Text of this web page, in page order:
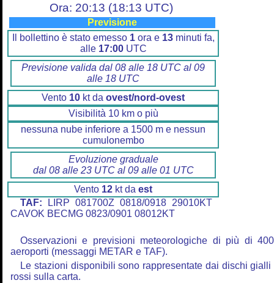
Ora: 20:13 (18:13 UTC)
Previsione
Il bollettino è stato emesso 1ora e 13minuti fa,
alle 17:00UTC
Previsione valida dal 08 alle 18 UTC al 09
alle 18 UTC
Vento 10 kt da ovest/nord-ovest
Visibilità 10 km o più
nessuna nube inferiore a 1500 m e nessun
cumulonembo
Evoluzione graduale
dal 08 alle 23 UTC al 09 alle 01 UTC
Vento 12 kt da est
TAF: LIRP 081700Z 0818/0918 29010KT
CAVOK BECMG 0823/0901 08012KT
Osservazioni e previsioni meteorologiche di più di
aeroporti (messaggi METAR e TAF).
Le stazioni disponibili sono rappresentate dai dischi gialli
rossi sulla carta.